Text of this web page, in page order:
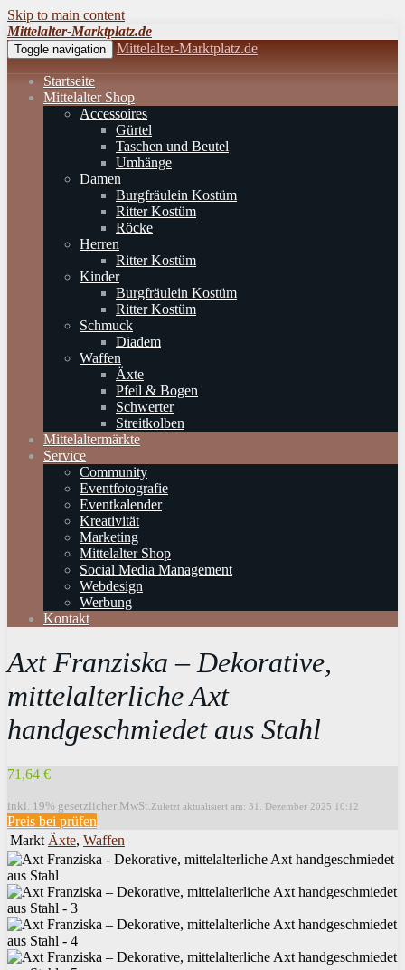
Skip to main content
Mittelalter-Marktplatz.de
Toggle navigation Mittelalter-Marktplatz.de
Startseite
Mittelalter Shop
Accessoires
Gürtel
Taschen und Beutel
Umhänge
Damen
Burgfräulein Kostüm
Ritter Kostüm
Röcke
Herren
Ritter Kostüm
Kinder
Burgfräulein Kostüm
Ritter Kostüm
Schmuck
Diadem
Waffen
Äxte
Pfeil & Bogen
Schwerter
Streitkolben
Mittelaltermärkte
Service
Community
Eventfotografie
Eventkalender
Kreativität
Marketing
Mittelalter Shop
Social Media Management
Webdesign
Werbung
Kontakt
Axt Franziska – Dekorative,
mittelalterliche Axt
handgeschmiedet aus Stahl
71,64 €
inkl. 19% gesetzlicher MwSt. Zuletzt aktualisiert am: 31. Dezember 2025 10:12
Preis bei prüfen
Markt Äxte, Waffen